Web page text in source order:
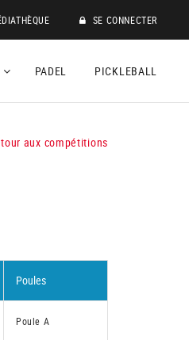
SE CONNECTER
PADEL PICKLEBALL
aux compétitions
Poules
Poule A